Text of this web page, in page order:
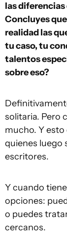
las diferencias
Concluyes
realidad las
tu caso, tu
talentos
sobre eso?
solitaria. Pero
mucho. Y
quienes luego
escritores.
Y cuando
opciones:
o puedes
cercanos.